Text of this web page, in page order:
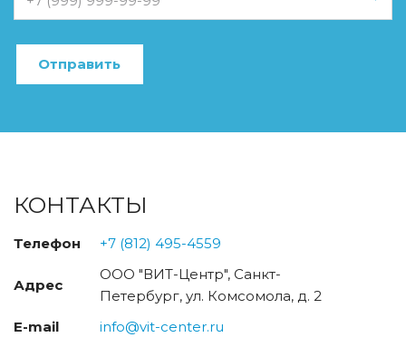
Отправить
КОНТАКТЫ
Телефон +7 (812) 495-4559
Адрес
ООО "ВИТ-Центр", Санкт-
Петербург, ул. Комсомола, д. 2
E-mail
info@vit-center.ru